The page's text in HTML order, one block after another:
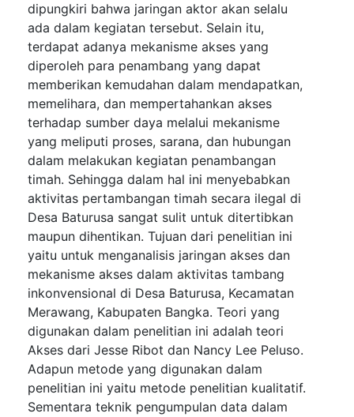
dipungkiri bahwa jaringan aktor akan selalu
ada dalam kegiatan tersebut. Selain itu,
terdapat adanya mekanisme akses yang
diperoleh para penambang yang dapat
memberikan kemudahan dalam mendapatkan,
memelihara, dan mempertahankan akses
terhadap sumber daya melalui mekanisme
yang meliputi proses, sarana, dan hubungan
dalam melakukan kegiatan penambangan
timah. Sehingga dalam hal ini menyebabkan
aktivitas pertambangan timah secara ilegal di
Desa Baturusa sangat sulit untuk ditertibkan
maupun dihentikan. Tujuan dari penelitian ini
yaitu untuk menganalisis jaringan akses dan
mekanisme akses dalam aktivitas tambang
inkonvensional di Desa Baturusa, Kecamatan
Merawang, Kabupaten Bangka. Teori yang
digunakan dalam penelitian ini adalah teori
Akses dari Jesse Ribot dan Nancy Lee Peluso.
Adapun metode yang digunakan dalam
penelitian ini yaitu metode penelitian kualitatif.
Sementara teknik pengumpulan data dalam